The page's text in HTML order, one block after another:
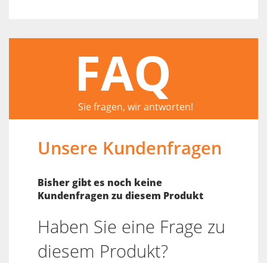
FAQ
Sie fragen, wir antworten!
Unsere Kundenfragen
Bisher gibt es noch keine
Kundenfragen zu diesem Produkt
Haben Sie eine Frage zu
diesem Produkt?